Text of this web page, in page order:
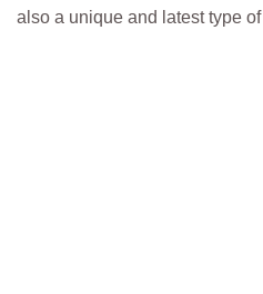
also a unique and latest type of